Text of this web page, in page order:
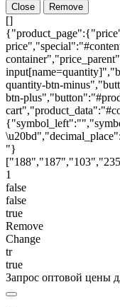
Close Remove
[]
quantity-btn-
btn-
"}
1
false
false
true
Remove
Change
tr
true
Запрос оптовой цены